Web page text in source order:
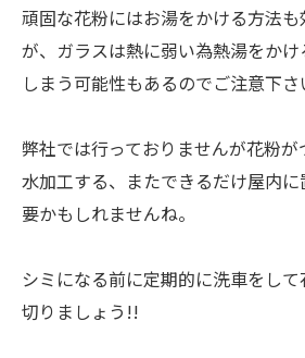
頑固な花粉にはお湯をかける方法
が、ガラスは熱に弱い為熱湯をか
しまう可能性もあるのでご注意下さ
弊社では行っておりませんが花粉
水加工する、またできるだけ屋内
要かもしれませんね。
シミになる前に定期的に洗車をし
切りましょう!!